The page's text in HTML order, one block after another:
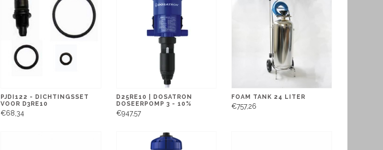
PJDI122 - DICHTINGSSET
VOOR D3RE10
€68,34
D25RE10 | DOSATRON
DOSEERPOMP 3 - 10%
€947,57
FOAM TANK 24 LITER
€757,26